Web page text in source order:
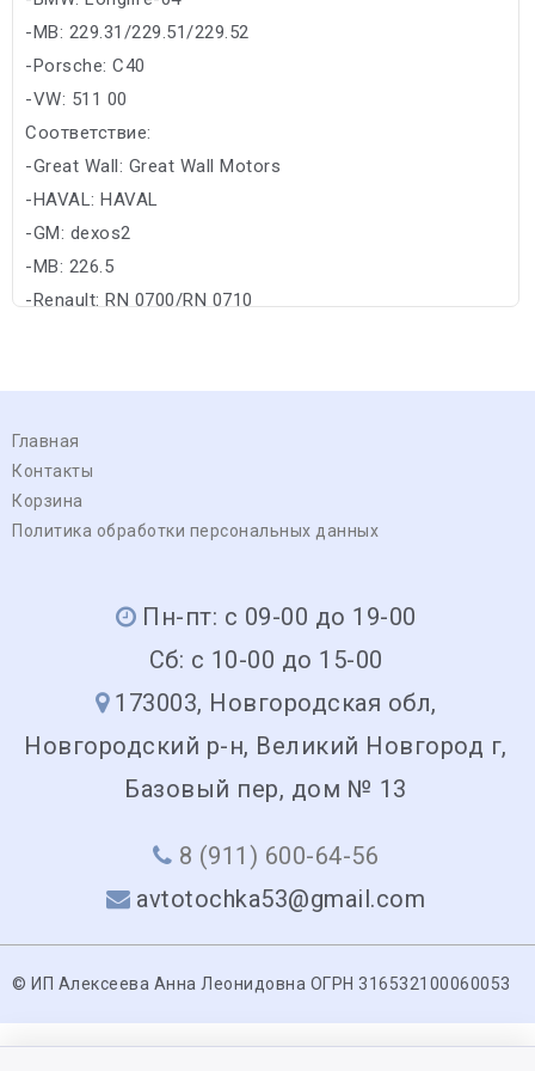
-MB: 229.31/229.51/229.52
-Porsche: C40
-VW: 511 00
Соответствие:
-Great Wall: Great Wall Motors
-HAVAL: HAVAL
-GM: dexos2
-MB: 226.5
-Renault: RN 0700/RN 0710
Главная
Контакты
Корзина
Политика обработки персональных данных
Пн-пт: с 09-00 до 19-00
Сб: с 10-00 до 15-00
173003, Новгородская обл,
Новгородский р-н, Великий Новгород г,
Базовый пер, дом № 13
8 (911) 600-64-56
avtotochka53@gmail.com
© ИП Алексеева Анна Леонидовна ОГРН 316532100060053